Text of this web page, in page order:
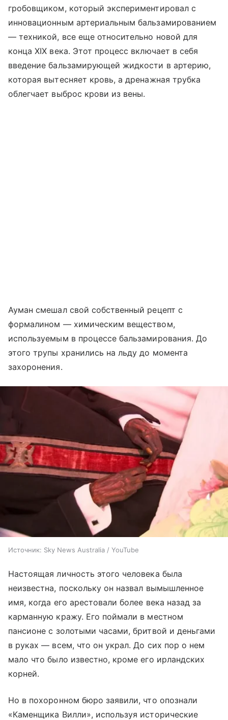
гробовщиком, который экспериментировал с
инновационным артериальным бальзамированием
— техникой, все еще относительно новой для
конца XIX века. Этот процесс включает в себя
введение бальзамирующей жидкости в артерию,
которая вытесняет кровь, а дренажная трубка
облегчает выброс крови из вены.
Ауман смешал свой собственный рецепт с
формалином — химическим веществом,
используемым в процессе бальзамирования. До
этого трупы хранились на льду до момента
захоронения.
Источник: Sky News Australia / YouTube
Настоящая личность этого человека была
неизвестна, поскольку он назвал вымышленное
имя, когда его арестовали более века назад за
карманную кражу. Его поймали в местном
пансионе с золотыми часами, бритвой и деньгами
в руках — всем, что он украл. До сих пор о нем
мало что было известно, кроме его ирландских
корней.
Но в похоронном бюро заявили, что опознали
«Каменщика Вилли», используя исторические